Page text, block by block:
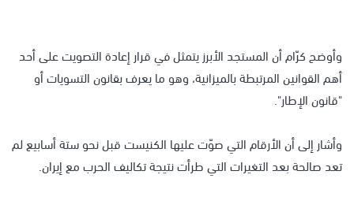
وأوضح كرّام أن المستجد الأبرز يتمثل في قرار إعادة التصويت على أحد
أهم القوانين المرتبطة بالميزانية، وهو ما يعرف بقانون التسويات أو
"قانون الإطار".
وأشار إلى أن الأرقام التي صوّت عليها الكنيست قبل نحو ستة أسابيع لم
تعد صالحة بعد التغيرات التي طرأت نتيجة تكاليف الحرب مع إيران.